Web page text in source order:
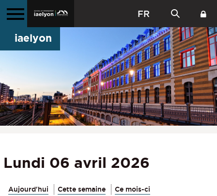
FR
iaelyon
Lundi 06 avril 2026
Aujourd'hui Cette semaine Ce mois-ci